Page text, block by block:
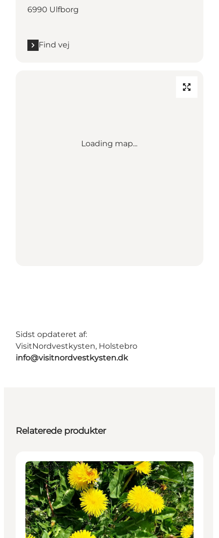
6990 Ulfborg
Find vej
Loading map...
Sidst opdateret af:
VisitNordvestkysten, Holstebro
info@visitnordvestkysten.dk
Relaterede produkter
Attraktioner